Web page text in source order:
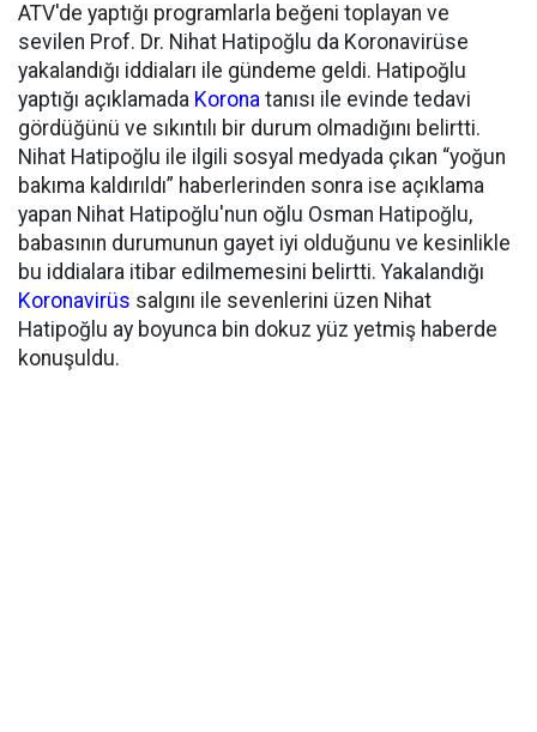
ATV'de yaptığı programlarla beğeni toplayan ve
sevilen Prof. Dr. Nihat Hatipoğlu da Koronavirüse
yakalandığı iddiaları ile gündeme geldi. Hatipoğlu
yaptığı açıklamada Korona tanısı ile evinde tedavi
gördüğünü ve sıkıntılı bir durum olmadığını belirtti.
Nihat Hatipoğlu ile ilgili sosyal medyada çıkan “yoğun
bakıma kaldırıldı” haberlerinden sonra ise açıklama
yapan Nihat Hatipoğlu'nun oğlu Osman Hatipoğlu,
babasının durumunun gayet iyi olduğunu ve kesinlikle
bu iddialara itibar edilmemesini belirtti. Yakalandığı
Koronavirüs salgını ile sevenlerini üzen Nihat
Hatipoğlu ay boyunca bin dokuz yüz yetmiş haberde
konuşuldu.